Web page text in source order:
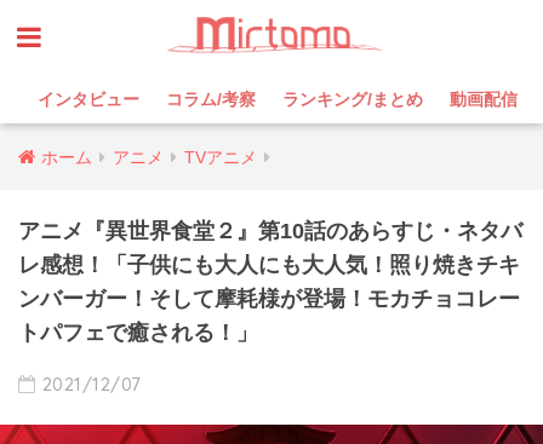
インタビュー コラム/考察 ランキング/まとめ 動画配信
ホーム アニメ TVアニメ
アニメ『異世界食堂２』第10話のあらすじ・ネタバ
レ感想！「子供にも大人にも大人気！照り焼きチキ
ンバーガー！そして摩耗様が登場！モカチョコレー
トパフェで癒される！」
2021/12/07